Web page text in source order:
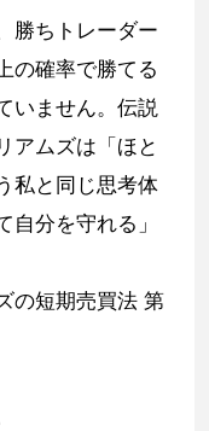
勝ちトレーダー
の確率で勝てる
いません。伝説
アムズは「ほと
私と同じ思考体
分を守れる」
の短期売買法 第